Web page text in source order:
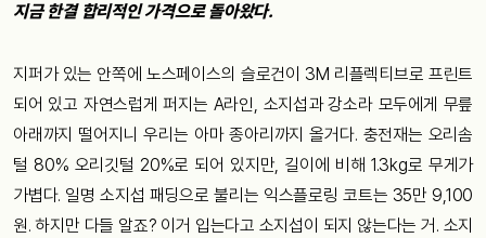
지금 한결 합리적인 가격으로 돌아왔다.
지퍼가 있는 안쪽에 노스페이스의 슬로건이 3M 리플렉티브로 프린트
되어 있고 자연스럽게 퍼지는 A라인, 소지섭과 강소라 모두에게 무릎
아래까지 떨어지니 우리는 아마 종아리까지 올거다. 충전재는 오리솜
털 80% 오리깃털 20%로 되어 있지만, 길이에 비해 1.3kg로 무게가
가볍다. 일명 소지섭 패딩으로 불리는 익스플로링 코트는 35만 9,100
원. 하지만 다들 알죠? 이거 입는다고 소지섭이 되지 않는다는 거. 소지